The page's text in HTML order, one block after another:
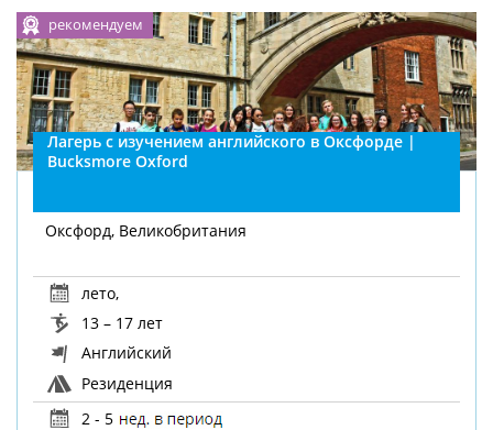
Лагерь с изучением английского в Оксфорде |
Bucksmore Oxford
рекомендуем
Оксфорд, Великобритания
лето,
13 – 17 лет
Английский
Резиденция
2 - 5